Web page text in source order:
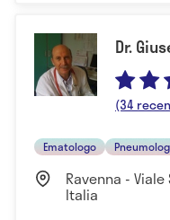
Dr.
(34
Ematologo
Ravenna - Viale
Italia